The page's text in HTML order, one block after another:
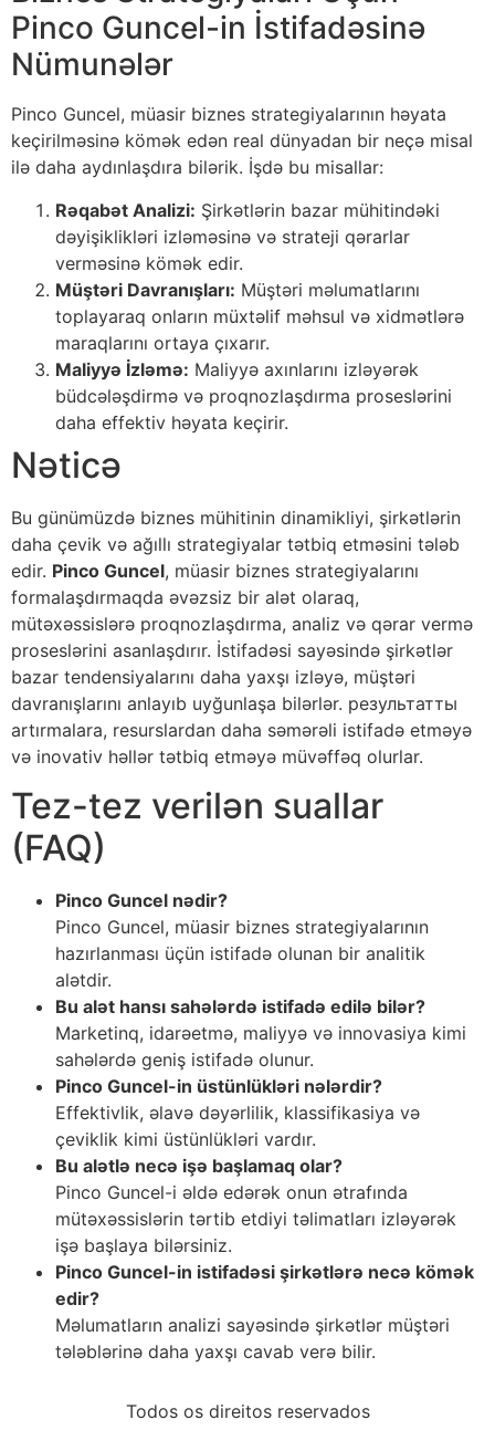
Pinco Guncel-in İstifadəsinə
Nümunələr
Pinco Guncel, müasir biznes strategiyalarının həyata
keçirilməsinə kömək edən real dünyadan bir neçə misal
ilə daha aydınlaşdıra bilərik. İşdə bu misallar:
Rəqabət Analizi: Şirkətlərin bazar mühitindəki
dəyişiklikləri izləməsinə və strateji qərarlar
verməsinə kömək edir.
Müştəri Davranışları: Müştəri məlumatlarını
toplayaraq onların müxtəlif məhsul və xidmətlərə
maraqlarını ortaya çıxarır.
Maliyyə İzləmə: Maliyyə axınlarını izləyərək
büdcələşdirmə və proqnozlaşdırma proseslərini
daha effektiv həyata keçirir.
Nəticə
Bu günümüzdə biznes mühitinin dinamikliyi, şirkətlərin
daha çevik və ağıllı strategiyalar tətbiq etməsini tələb
edir. Pinco Guncel, müasir biznes strategiyalarını
formalaşdırmaqda əvəzsiz bir alət olaraq,
mütəxəssislərə proqnozlaşdırma, analiz və qərar vermə
proseslərini asanlaşdırır. İstifadəsi sayəsində şirkətlər
bazar tendensiyalarını daha yaxşı izləyə, müştəri
davranışlarını anlayıb uyğunlaşa bilərlər. результатты
artırmalara, resurslardan daha səmərəli istifadə etməyə
və inovativ həllər tətbiq etməyə müvəffəq olurlar.
Tez-tez verilən suallar
(FAQ)
Pinco Guncel nədir?
Pinco Guncel, müasir biznes strategiyalarının
hazırlanması üçün istifadə olunan bir analitik
alətdir.
Bu alət hansı sahələrdə istifadə edilə bilər?
Marketinq, idarəetmə, maliyyə və innovasiya kimi
sahələrdə geniş istifadə olunur.
Pinco Guncel-in üstünlükləri nələrdir?
Effektivlik, əlavə dəyərlilik, klassifikasiya və
çeviklik kimi üstünlükləri vardır.
Bu alətlə necə işə başlamaq olar?
Pinco Guncel-i əldə edərək onun ətrafında
mütəxəssislərin tərtib etdiyi təlimatları izləyərək
işə başlaya bilərsiniz.
Pinco Guncel-in istifadəsi şirkətlərə necə kömək
edir?
Məlumatların analizi sayəsində şirkətlər müştəri
tələblərinə daha yaxşı cavab verə bilir.
Todos os direitos reservados